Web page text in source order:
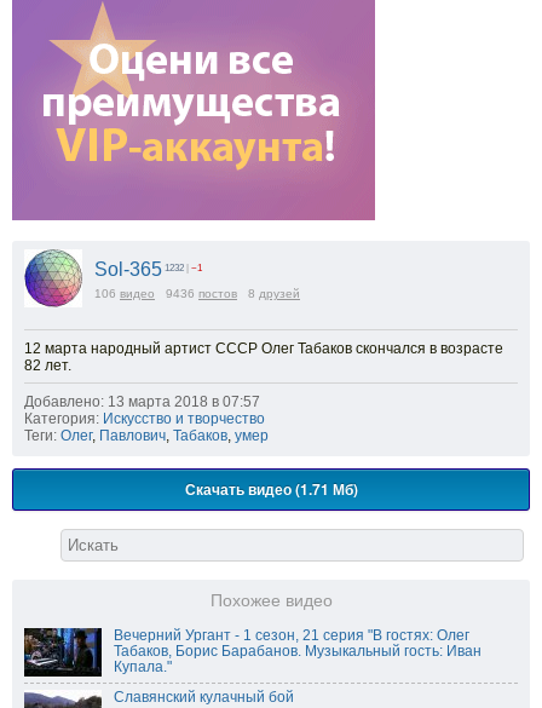
Sol-365 1232 −1
106 видео 9436 постов 8 друзей
12 марта народный артист СССР Олег Табаков скончался в возрасте
82 лет.
Добавлено: 13 марта 2018 в 07:57
Категория: Искусство и творчество
Теги: Олег, Павлович, Табаков, умер
Скачать видео (1.71 Мб)
Похожее видео
Вечерний Ургант - 1 сезон, 21 серия "В гостях: Олег
Табаков, Борис Барабанов. Музыкальный гость: Иван
Купала."
Славянский кулачный бой